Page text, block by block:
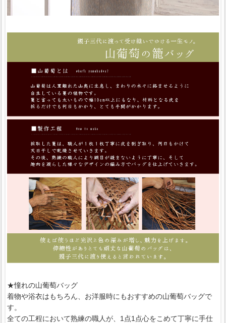
★憧れの山葡萄バッグ
着物や浴衣はもちろん、お洋服時にもおすすめの山葡萄バッグで
す。
全ての工程において熟練の職人が、1点1点心をこめて丁寧に手仕